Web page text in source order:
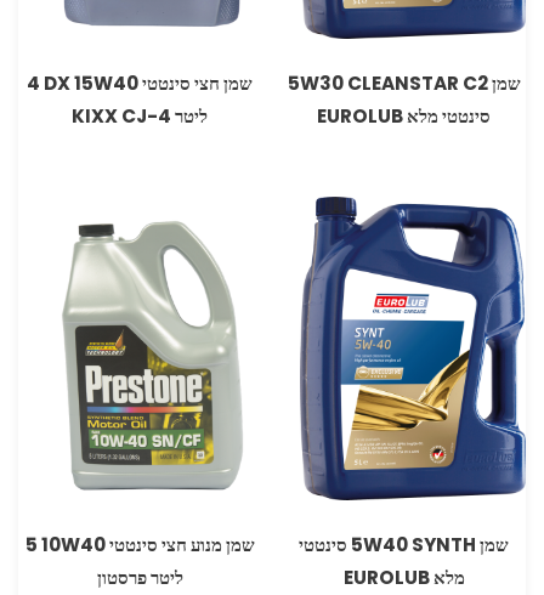
שמן 5W30 CLEANSTAR C2
סינטטי מלא EUROLUB
שמן חצי סינטטי DX 15W40 ‏4
ליטר CJ-4 ‏KIXX‏
שמן 5W40 SYNTH סינטטי
מלא EUROLUB
שמן מנוע חצי סינטטי 10W40‏ 5
ליטר פרסטון